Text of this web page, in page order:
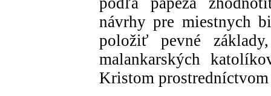
návrhy pre miestnych
položiť pevné
malankarských
Kristom